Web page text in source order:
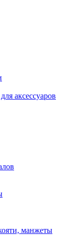
аксессуаров
манжеты